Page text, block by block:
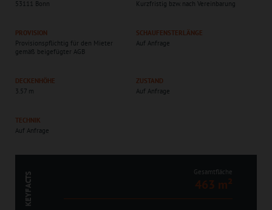
53111 Bonn
Kurzfristig bzw. nach Vereinbarung
PROVISION
Provisionspflichtig für den Mieter
gemäß beigefügter AGB
SCHAUFENSTERLÄNGE
Auf Anfrage
DECKENHÖHE
3.57 m
ZUSTAND
Auf Anfrage
TECHNIK
Auf Anfrage
Gesamtfläche
463 m²
KEYFACTS